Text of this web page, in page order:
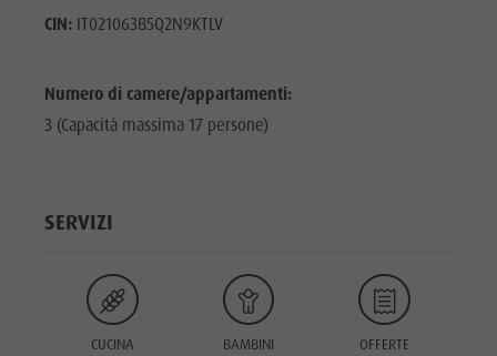
CIN:IT021063B5Q2N9KTLV
Numero di camere/appartamenti:
3 (Capacità massima 17 persone)
SERVIZI
CUCINA BAMBINI OFFERTE